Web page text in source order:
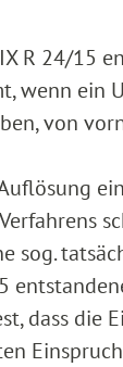
R 24/15
wenn ein
von
sog.
dass die